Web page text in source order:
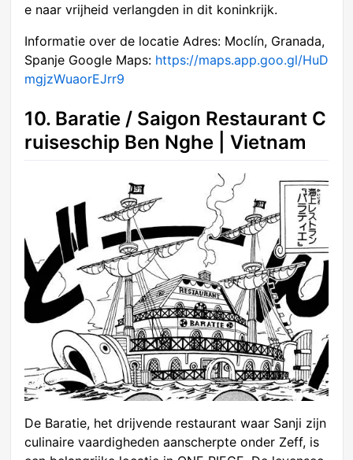
e naar vrijheid verlangden in dit koninkrijk.
Informatie over de locatie Adres: Moclín, Granada,
Spanje Google Maps: https://maps.app.goo.gl/HuD
mgjzWuaorEJrr9
10. Baratie / Saigon Restaurant C
ruiseschip Ben Nghe | Vietnam
De Baratie, het drijvende restaurant waar Sanji zijn
culinaire vaardigheden aanscherpte onder Zeff, is